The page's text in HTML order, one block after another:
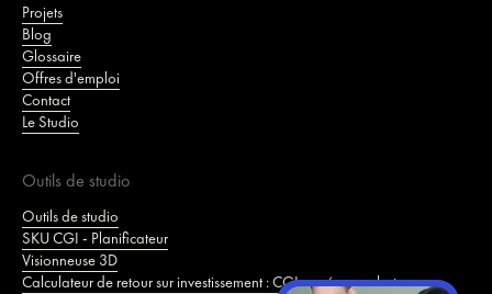
Projets
Blog
Glossaire
Offres d'emploi
Contact
Le Studio
Outils de studio
Outils de studio
SKU CGI - Planificateur
Visionneuse 3D
Calculateur de retour sur investissement : CGI vs. séance photo